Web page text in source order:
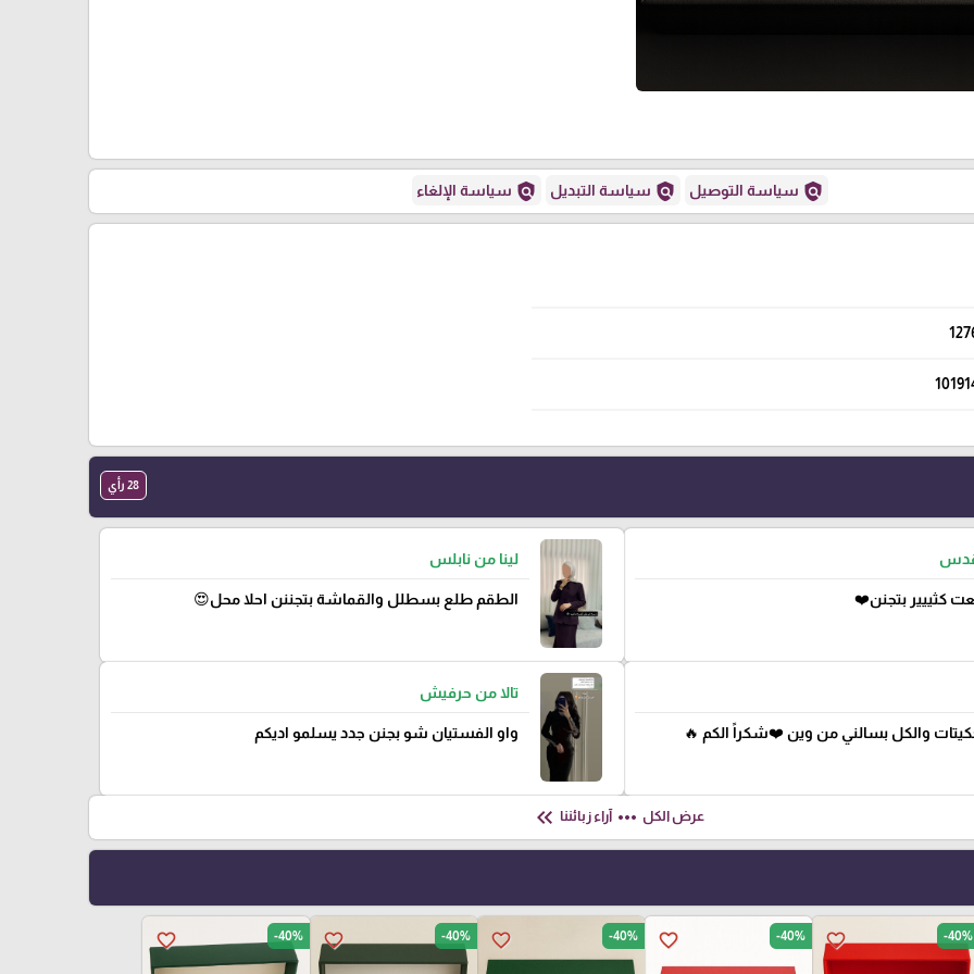
policy سياسة التوصيل policy سياسة التبديل policy سياسة الإلغاء
28 رأي
كثييير بتجنن❤️
لينا من نابلس
الطقم طلع بسطلل والقماشة بتجننن احلا محل😍
والكل بسالني من وين ❤️شكراً الكم 🔥
تالا من حرفيش
واو الفستيان شو بجنن جدد يسلمو اديكم
عرض الكل more_horiz آراء زبائننا keyboard_double_arrow_left
favorite_border -40%
favorite_border -40%
favorite_border -40%
favorite_border -40%
favorite_border -40%